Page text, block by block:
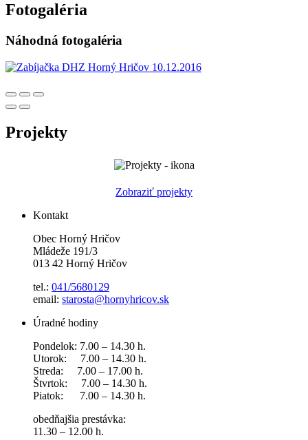
Fotogaléria
Náhodná fotogaléria
Projekty
Zobraziť projekty
Kontakt
Obec Horný Hričov
Mládeže 191/3
013 42 Horný Hričov
tel.: 041/5680129
email: starosta@hornyhricov.sk
Úradné hodiny
Pondelok: 7.00 – 14.30 h.
Utorok: 7.00 – 14.30 h.
Streda: 7.00 – 17.00 h.
Štvrtok: 7.00 – 14.30 h.
Piatok: 7.00 – 14.30 h.
obedňajšia prestávka:
11.30 – 12.00 h.